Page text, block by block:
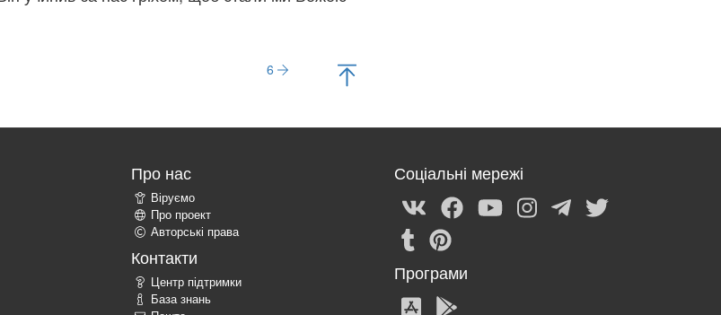
6
Про нас
Віруємо
Про проект
Авторські права
Контакти
Центр підтримки
База знань
Соціальні мережі
Програми